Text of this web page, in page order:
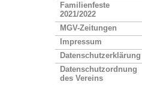
Familienfeste
2021/2022
MGV-Zeitungen
Impressum
Datenschutzerklärung
Datenschutzordnung
des Vereins